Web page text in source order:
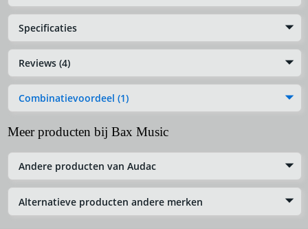
Specificaties
Reviews (4)
Combinatievoordeel (1)
Meer producten bij Bax Music
Andere producten van Audac
Alternatieve producten andere merken